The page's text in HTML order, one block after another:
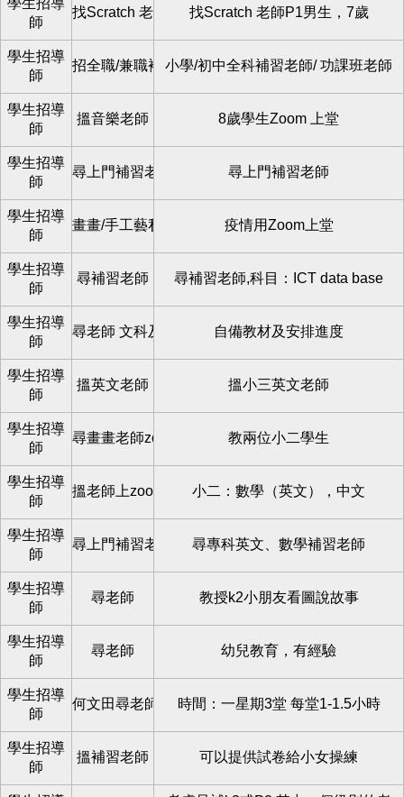
學生招導
師
找Scratch 老師 找Scratch 老師P1男生，7歲
學生招導
師
招全職/兼職補習老師小學/初中全科補習老師/ 功課班老師
學生招導
師
搵音樂老師 8歲學生Zoom 上堂
學生招導
師
尋上門補習老師 尋上門補習老師
學生招導
師
畫畫/手工藝私人老師 疫情用Zoom上堂
學生招導
師
尋補習老師 尋補習老師,科目：ICT data base
學生招導
師
尋老師 文科及理科各一自備教材及安排進度
學生招導
師
搵英文老師 搵小三英文老師
學生招導
師
尋畫畫老師zoom 教兩位小二學生
學生招導
師
搵老師上zoom 小二：數學（英文），中文
學生招導
師
尋上門補習老師 尋專科英文、數學補習老師
學生招導
師
尋老師 教授k2小朋友看圖說故事
學生招導
師
尋老師 幼兒教育，有經驗
學生招導
師
何文田尋老師 時間：一星期3堂 每堂1-1.5小時
學生招導
師
搵補習老師 可以提供試卷給小女操練